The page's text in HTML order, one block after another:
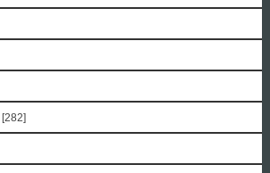
[282]